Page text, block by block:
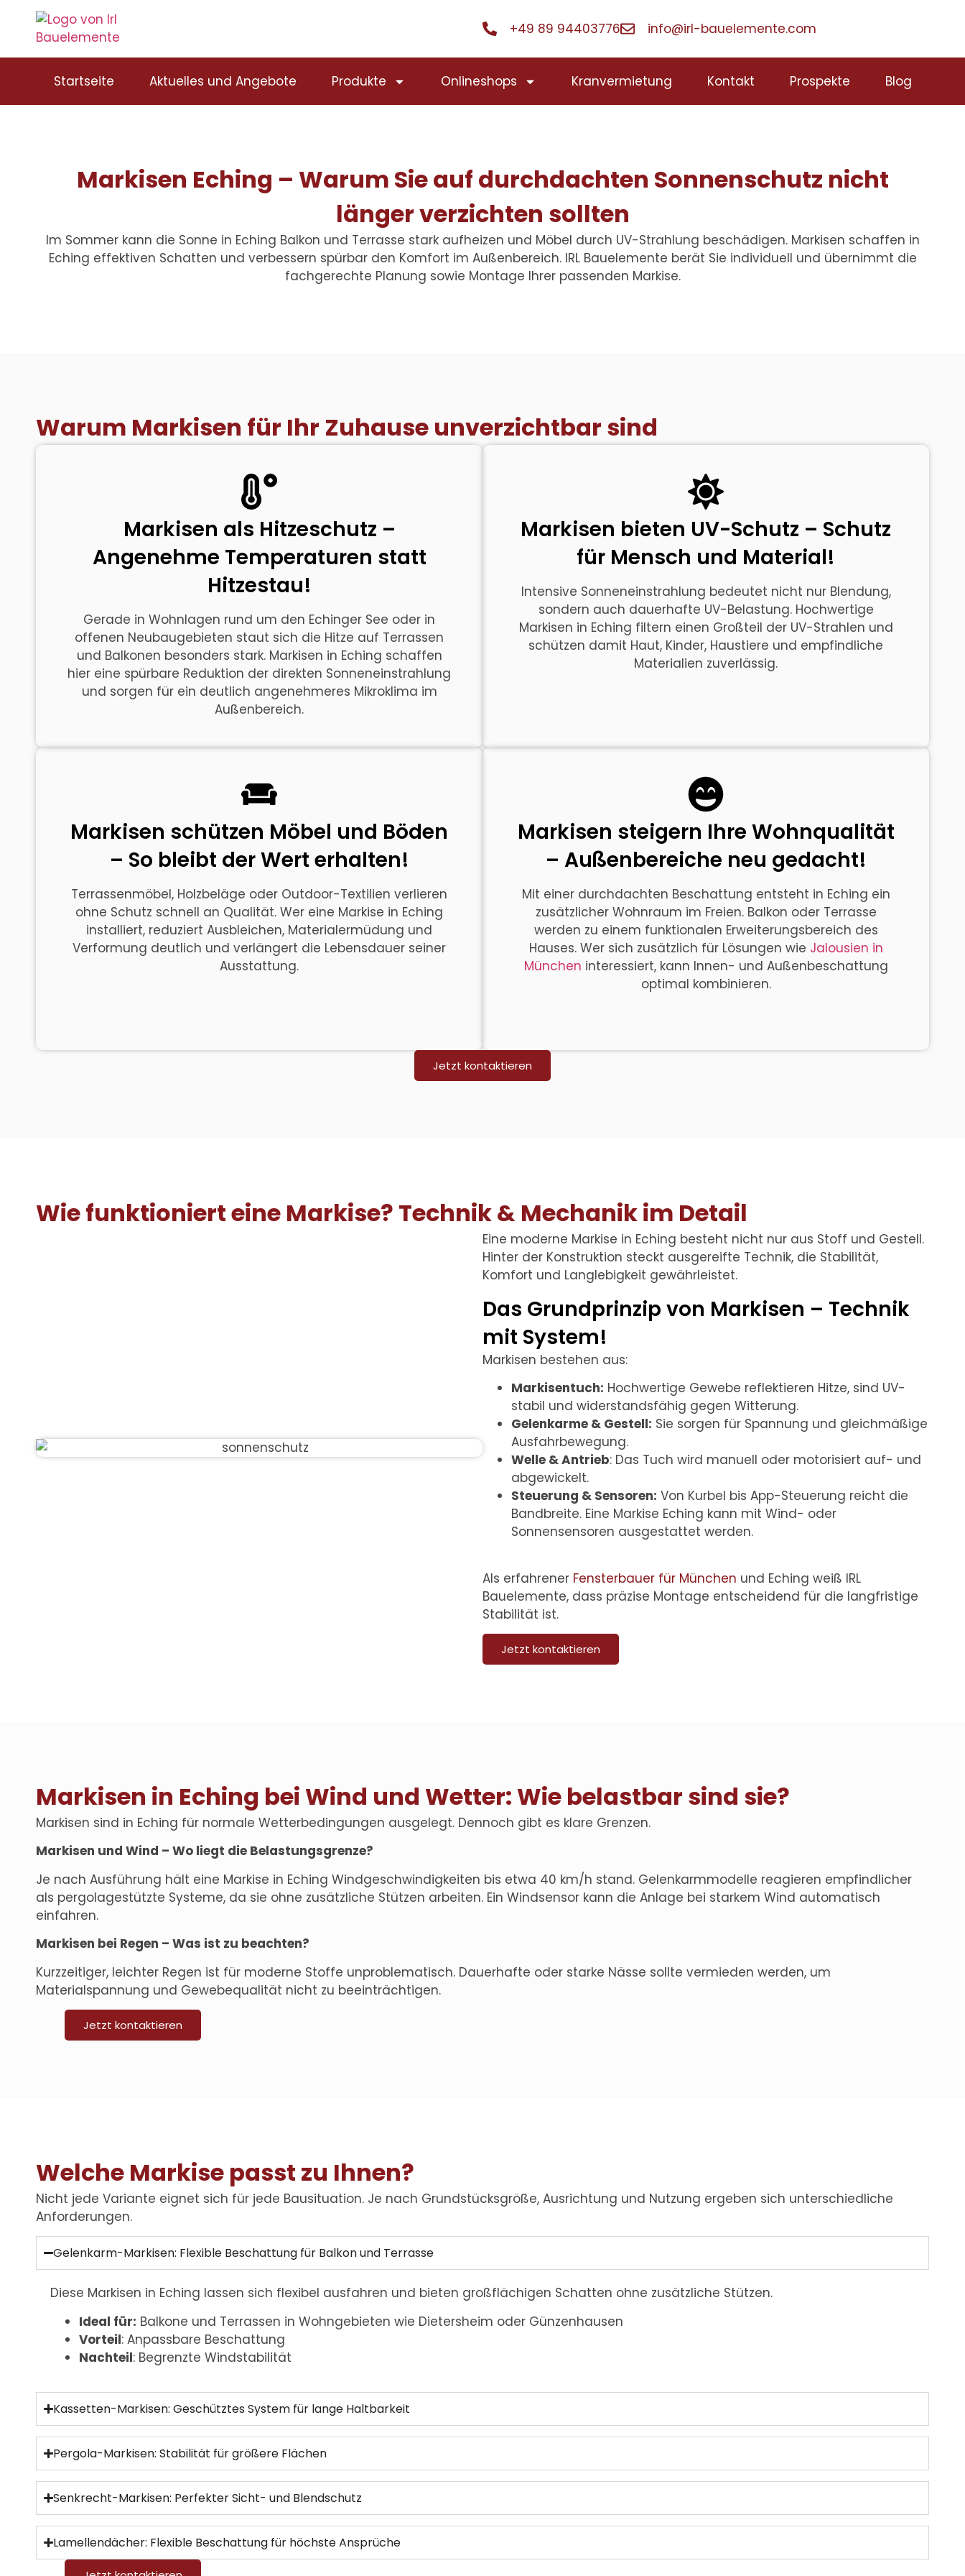
+49 89 94403776 info@irl-bauelemente.com
Startseite Aktuelles und Angebote Produkte Onlineshops Kranvermietung Kontakt Prospekte Blog
Markisen Eching – Warum Sie auf durchdachten Sonnenschutz nicht
länger verzichten sollten
Im Sommer kann die Sonne in Eching Balkon und Terrasse stark aufheizen und Möbel durch UV-Strahlung beschädigen. Markisen schaffen in
Eching effektiven Schatten und verbessern spürbar den Komfort im Außenbereich. IRL Bauelemente berät Sie individuell und übernimmt die
fachgerechte Planung sowie Montage Ihrer passenden Markise.
Warum Markisen für Ihr Zuhause unverzichtbar sind
Markisen als Hitzeschutz –
Angenehme Temperaturen statt
Hitzestau!
Gerade in Wohnlagen rund um den Echinger See oder in
offenen Neubaugebieten staut sich die Hitze auf Terrassen
und Balkonen besonders stark. Markisen in Eching schaffen
hier eine spürbare Reduktion der direkten Sonneneinstrahlung
und sorgen für ein deutlich angenehmeres Mikroklima im
Außenbereich.
Markisen bieten UV-Schutz – Schutz
für Mensch und Material!
Intensive Sonneneinstrahlung bedeutet nicht nur Blendung,
sondern auch dauerhafte UV-Belastung. Hochwertige
Markisen in Eching filtern einen Großteil der UV-Strahlen und
schützen damit Haut, Kinder, Haustiere und empfindliche
Materialien zuverlässig.
Markisen schützen Möbel und Böden
– So bleibt der Wert erhalten!
Terrassenmöbel, Holzbeläge oder Outdoor-Textilien verlieren
ohne Schutz schnell an Qualität. Wer eine Markise in Eching
installiert, reduziert Ausbleichen, Materialermüdung und
Verformung deutlich und verlängert die Lebensdauer seiner
Ausstattung.
Markisen steigern Ihre Wohnqualität
– Außenbereiche neu gedacht!
Mit einer durchdachten Beschattung entsteht in Eching ein
zusätzlicher Wohnraum im Freien. Balkon oder Terrasse
werden zu einem funktionalen Erweiterungsbereich des
Hauses. Wer sich zusätzlich für Lösungen wie Jalousien in
München interessiert, kann Innen- und Außenbeschattung
optimal kombinieren.
Jetzt kontaktieren
Wie funktioniert eine Markise? Technik & Mechanik im Detail
Eine moderne Markise in Eching besteht nicht nur aus Stoff und Gestell.
Hinter der Konstruktion steckt ausgereifte Technik, die Stabilität,
Komfort und Langlebigkeit gewährleistet.
Das Grundprinzip von Markisen – Technik
mit System!
Markisen bestehen aus:
Markisentuch: Hochwertige Gewebe reflektieren Hitze, sind UV-
stabil und widerstandsfähig gegen Witterung.
Gelenkarme & Gestell: Sie sorgen für Spannung und gleichmäßige
Ausfahrbewegung.
Welle & Antrieb: Das Tuch wird manuell oder motorisiert auf- und
abgewickelt.
Steuerung & Sensoren: Von Kurbel bis App-Steuerung reicht die
Bandbreite. Eine Markise Eching kann mit Wind- oder
Sonnensensoren ausgestattet werden.
Als erfahrener Fensterbauer für München und Eching weiß IRL
Bauelemente, dass präzise Montage entscheidend für die langfristige
Stabilität ist.
Jetzt kontaktieren
Markisen in Eching bei Wind und Wetter: Wie belastbar sind sie?
Markisen sind in Eching für normale Wetterbedingungen ausgelegt. Dennoch gibt es klare Grenzen.
Markisen und Wind – Wo liegt die Belastungsgrenze?
Je nach Ausführung hält eine Markise in Eching Windgeschwindigkeiten bis etwa 40 km/h stand. Gelenkarmmodelle reagieren empfindlicher
als pergolagestützte Systeme, da sie ohne zusätzliche Stützen arbeiten. Ein Windsensor kann die Anlage bei starkem Wind automatisch
einfahren.
Markisen bei Regen – Was ist zu beachten?
Kurzzeitiger, leichter Regen ist für moderne Stoffe unproblematisch. Dauerhafte oder starke Nässe sollte vermieden werden, um
Materialspannung und Gewebequalität nicht zu beeinträchtigen.
Jetzt kontaktieren
Welche Markise passt zu Ihnen?
Nicht jede Variante eignet sich für jede Bausituation. Je nach Grundstücksgröße, Ausrichtung und Nutzung ergeben sich unterschiedliche
Anforderungen.
Gelenkarm-Markisen: Flexible Beschattung für Balkon und Terrasse
Diese Markisen in Eching lassen sich flexibel ausfahren und bieten großflächigen Schatten ohne zusätzliche Stützen.
Ideal für: Balkone und Terrassen in Wohngebieten wie Dietersheim oder Günzenhausen
Vorteil: Anpassbare Beschattung
Nachteil: Begrenzte Windstabilität
Kassetten-Markisen: Geschütztes System für lange Haltbarkeit
Pergola-Markisen: Stabilität für größere Flächen
Senkrecht-Markisen: Perfekter Sicht- und Blendschutz
Lamellendächer: Flexible Beschattung für höchste Ansprüche